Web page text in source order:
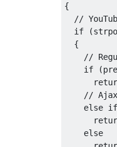
{
//
if
(
{
//
if
(
//
else if
else